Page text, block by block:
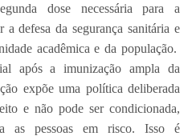
dose necessária para a
defesa da segurança sanitária e
acadêmica e da população.
após a imunização ampla da
expõe uma política deliberada
e não pode ser condicionada,
as pessoas em risco. Isso é